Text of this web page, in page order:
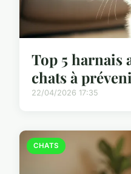
Top 5 harnais
chats à
22/04/2026 17:35
CHATS